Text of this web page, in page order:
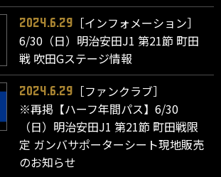
2024.6.29
［インフォメーション］
6/30（日）明治安田J1 第21節 町田
戦 吹田Gステージ情報
2024.6.29
［ファンクラブ］
※再掲【ハーフ年間パス】6/30
（日）明治安田J1 第21節 町田戦限
定 ガンバサポーターシート現地販売
のお知らせ